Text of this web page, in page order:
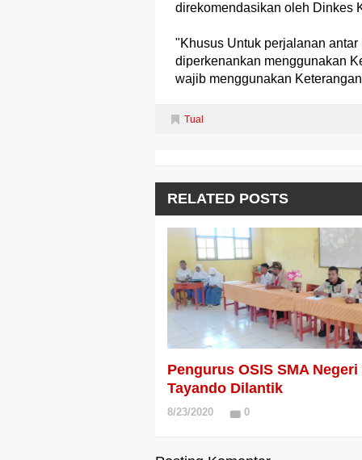
direkomendasikan oleh Dinkes
"Khusus Untuk perjalanan
diperkenankan menggunakan
wajib menggunakan
Tual
RELATED POSTS
Pengurus OSIS SMA Negeri
Tayando Dilantik
8/23/2020 0